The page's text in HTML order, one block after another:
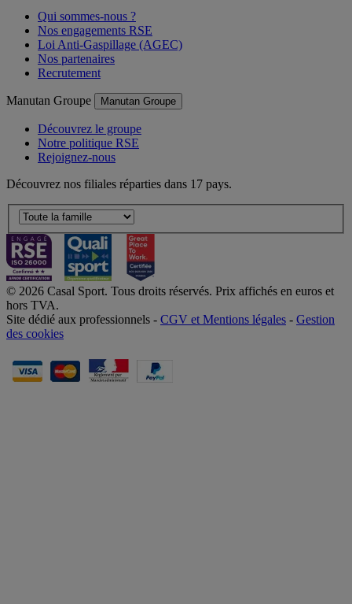
Qui sommes-nous ?
Nos engagements RSE
Loi Anti-Gaspillage (AGEC)
Nos partenaires
Recrutement
Manutan Groupe Manutan Groupe
Découvrez le groupe
Notre politique RSE
Rejoignez-nous
Découvrez nos filiales réparties dans 17 pays.
© 2026 Casal Sport. Tous droits réservés. Prix affichés en euros et
hors TVA.
Site dédié aux professionnels - CGV et Mentions légales - Gestion
des cookies